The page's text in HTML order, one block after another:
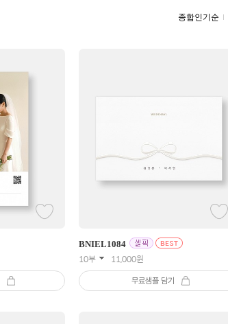
종합인기순
BNIEL1084
10부 11,000원
무료샘플 담기